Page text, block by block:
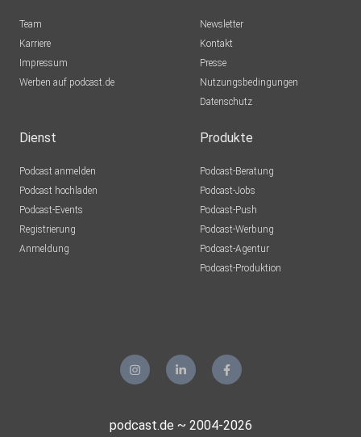
Team
Karriere
Impressum
Werben auf podcast.de
Newsletter
Kontakt
Presse
Nutzungsbedingungen
Datenschutz
Dienst
Podcast anmelden
Podcast hochladen
Podcast-Events
Registrierung
Anmeldung
Produkte
Podcast-Beratung
Podcast-Jobs
Podcast-Push
Podcast-Werbung
Podcast-Agentur
Podcast-Produktion
podcast.de ~ 2004-2026